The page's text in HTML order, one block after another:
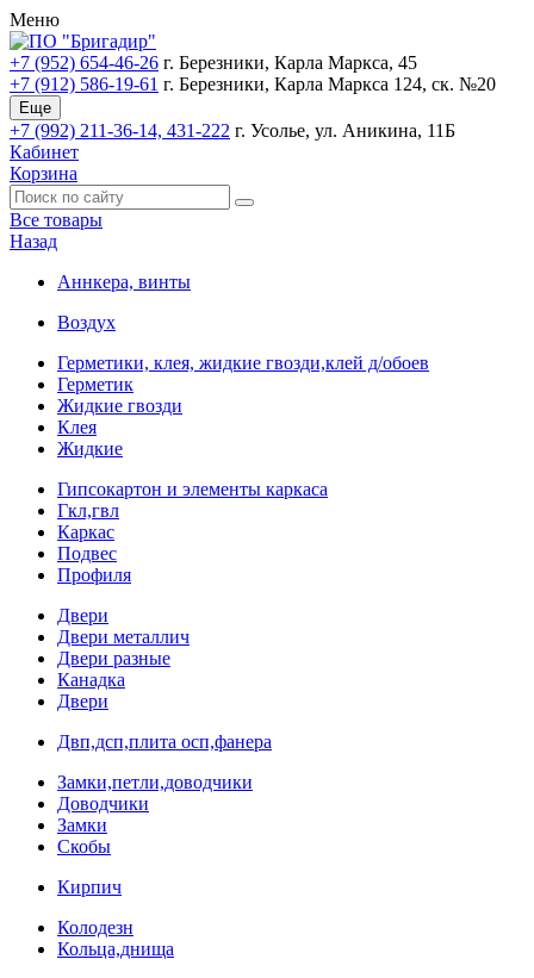
Меню
+7 (952) 654-46-26 г. Березники, Карла Маркса, 45
+7 (912) 586-19-61 г. Березники, Карла Маркса 124, ск. №20
Еще
+7 (992) 211-36-14, 431-222 г. Усолье, ул. Аникина, 11Б
Кабинет
Корзина
Все товары
Назад
Аннкера, винты
Воздух
Герметики, клея, жидкие гвозди,клей д/обоев
Герметик
Жидкие гвозди
Клея
Жидкие
Гипсокартон и элементы каркаса
Гкл,гвл
Каркас
Подвес
Профиля
Двери
Двери металлич
Двери разные
Канадка
Двери
Двп,дсп,плита осп,фанера
Замки,петли,доводчики
Доводчики
Замки
Скобы
Кирпич
Колодезн
Кольца,днища